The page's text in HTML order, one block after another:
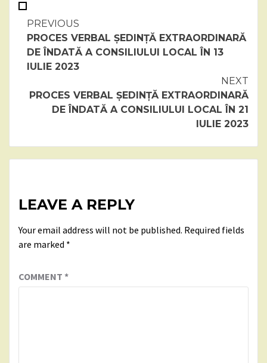
Continue
Reading
PREVIOUS
PROCES VERBAL ȘEDINȚĂ EXTRAORDINARĂ
DE ÎNDATĂ A CONSILIULUI LOCAL ÎN 13
IULIE 2023
NEXT
PROCES VERBAL ȘEDINȚĂ EXTRAORDINARĂ
DE ÎNDATĂ A CONSILIULUI LOCAL ÎN 21
IULIE 2023
LEAVE A REPLY
Your email address will not be published. Required fields
are marked *
COMMENT *